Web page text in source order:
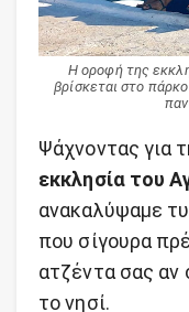
Η οροφή της
βρίσκεται στο
Ψάχνοντας για
εκκλησία του
ανακαλύψαμε
που σίγουρα
ατζέντα σας αν
το νησί.